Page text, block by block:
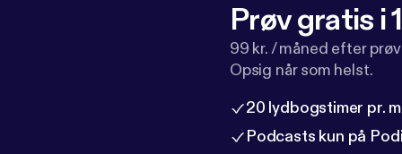
Prøv gratis i
99 kr. / måned efter
Opsig når som helst.
20 lydbogstimer pr.
Podcasts kun på